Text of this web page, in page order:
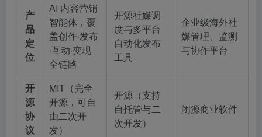
产
品
定
位
AI 内容营销
智能体，覆
盖创作·发布
·互动·变现
全链路
开源社媒调
度与多平台
自动化发布
工具
企业级海外社
媒管理、监测
与协作平台
开
源
协
议
MIT（完全
开源，可自
由二次开
发）
开源（支持
自托管与二
次开发）
闭源商业软件